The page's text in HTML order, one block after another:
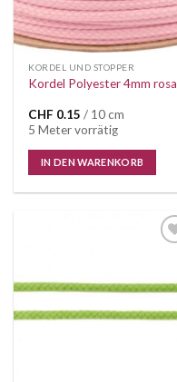
KORDEL UND STOPPER
Kordel Polyester 4mm rosa
CHF 0.15 / 10 cm
5 Meter vorrätig
IN DEN WARENKORB